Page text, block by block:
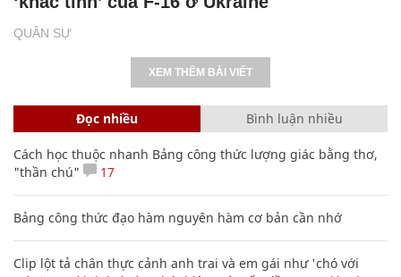
QUÂN SỰ
XEM THÊM BÀI VIẾT
Đọc nhiều Bình luận nhiều
Cách học thuộc nhanh Bảng công thức lượng giác bằng thơ,
"thần chú"
17
Bảng công thức đạo hàm nguyên hàm cơ bản cần nhớ
Clip lột tả chân thực cảnh anh trai và em gái như 'chó với